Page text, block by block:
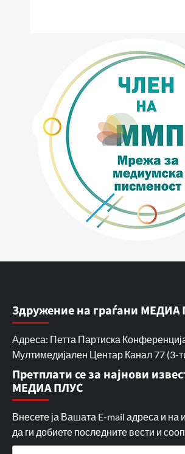
Здружение на граѓани МЕДИА
Адреса: Петта Партиска
Мултимедијален Центар Канал 77 (3-
Претплати се за најнови
МЕДИА ПЛУС
Внесете ја Вашата E-mail адреса и на
да ги добиете последните вести и